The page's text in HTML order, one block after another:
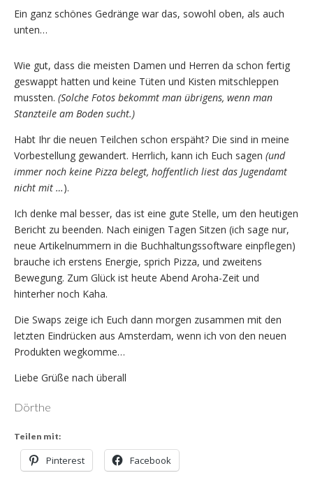
Ein ganz schönes Gedränge war das, sowohl oben, als auch
unten…
Wie gut, dass die meisten Damen und Herren da schon fertig
geswappt hatten und keine Tüten und Kisten mitschleppen
mussten. (Solche Fotos bekommt man übrigens, wenn man
Stanzteile am Boden sucht.)
Habt Ihr die neuen Teilchen schon erspäht? Die sind in meine
Vorbestellung gewandert. Herrlich, kann ich Euch sagen (und
immer noch keine Pizza belegt, hoffentlich liest das Jugendamt
nicht mit …).
Ich denke mal besser, das ist eine gute Stelle, um den heutigen
Bericht zu beenden. Nach einigen Tagen Sitzen (ich sage nur,
neue Artikelnummern in die Buchhaltungssoftware einpflegen)
brauche ich erstens Energie, sprich Pizza, und zweitens
Bewegung. Zum Glück ist heute Abend Aroha-Zeit und
hinterher noch Kaha.
Die Swaps zeige ich Euch dann morgen zusammen mit den
letzten Eindrücken aus Amsterdam, wenn ich von den neuen
Produkten wegkomme…
Liebe Grüße nach überall
Dörthe
Teilen mit:
Pinterest Facebook